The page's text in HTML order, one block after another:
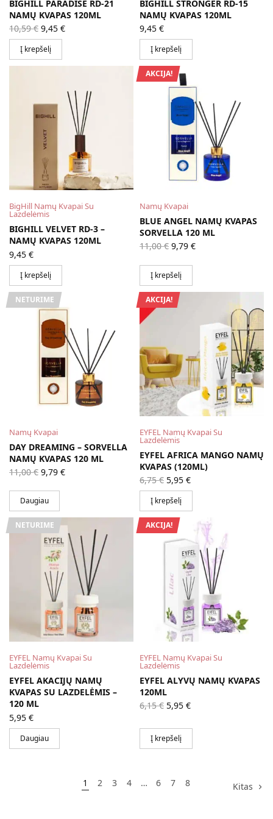
BIGHILL PARADISE RD-21
NAMŲ KVAPAS 120ML
10,59€ Original
price
was:
10,59 €.
9,45 €Current
Į krepšelį
BIGHILL STRONGER RD-15
NAMŲ KVAPAS 120ML
9,45 €
Į krepšelį
BigHill Namų Kvapai Su
Lazdelėmis
BIGHILL VELVET RD-3 –
NAMŲ KVAPAS 120ML
9,45 €
Į krepšelį
AKCIJA!
Namų Kvapai
BLUE ANGEL NAMŲ KVAPAS
SORVELLA 120 ML
11,00€ Original
price
was:
11,00 €.
9,79 €Current
Į krepšelį
NETURIME
Namų Kvapai
DAY DREAMING – SORVELLA
NAMŲ KVAPAS 120 ML
11,00€ Original
price
was:
11,00 €.
9,79 €Current
Daugiau
AKCIJA!
EYFEL Namų Kvapai Su
Lazdelėmis
EYFEL AFRICA MANGO NAMŲ
KVAPAS (120ML)
6,75€ Original
price
was:
6,75 €.
5,95 €Current
price is:
Į krepšelį
NETURIME
EYFEL Namų Kvapai Su
Lazdelėmis
EYFEL AKACIJŲ NAMŲ
KVAPAS SU LAZDELĖMIS –
120 ML
5,95 €
Daugiau
AKCIJA!
EYFEL Namų Kvapai Su
Lazdelėmis
EYFEL ALYVŲ NAMŲ KVAPAS
120ML
6,15€ Original
price
6,15 €.
5,95 €Current
Į krepšelį
1 2 3 4 … 6 7 8 Kitas